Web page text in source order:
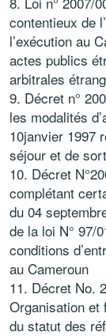
contentieux de
l’exécution au
actes publics
arbitrales
Décret n°
les modalités
10janvier 1997
séjour et de
Décret
complétant
du 04
de la loi N° 97/
conditions
au Cameroun
Décret No.
Organisation et
du statut des